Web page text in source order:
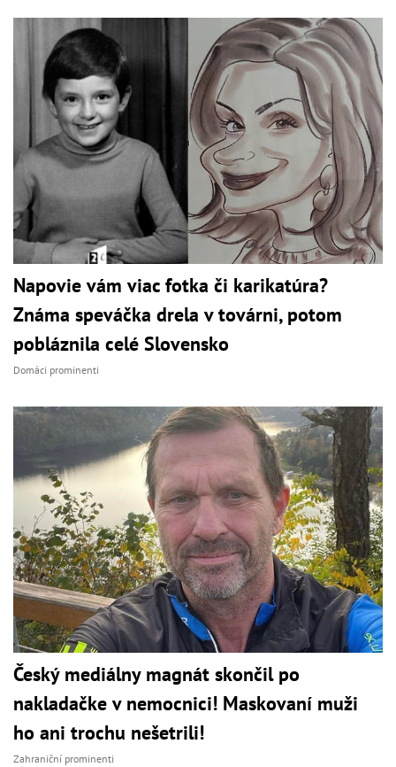
Napovie vám viac fotka či karikatúra?
Známa speváčka drela v továrni, potom
pobláznila celé Slovensko
Domáci prominenti
Český mediálny magnát skončil po
nakladačke v nemocnici! Maskovaní muži
ho ani trochu nešetrili!
Zahraniční prominenti